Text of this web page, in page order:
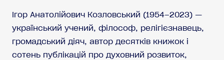
Ігор Анатолійович Козловський (1954–2023) —
український учений, філософ, релігієзнавець,
громадський діяч, автор десятків книжок і
сотень публікацій про духовний розвиток,